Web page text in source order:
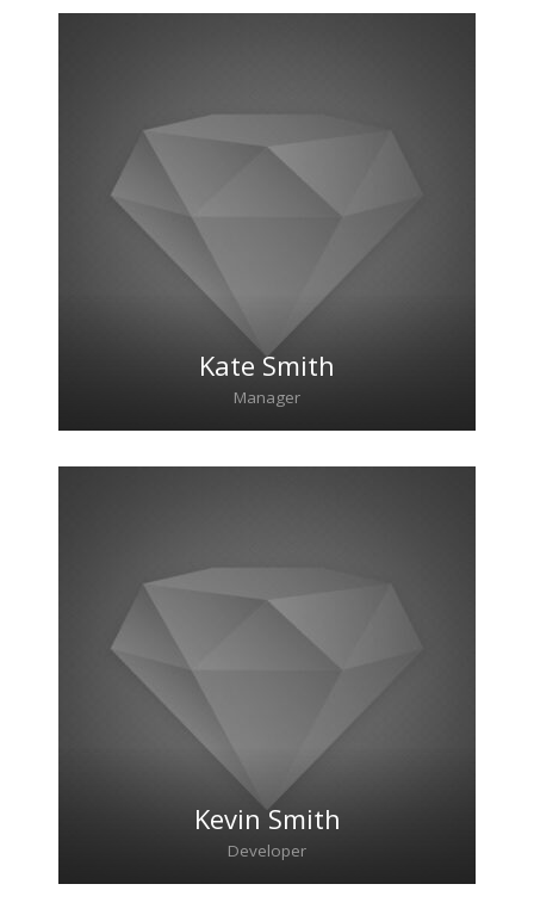
Lorem ipsum dolor sit amet, consectetur
adipiscing elit. Morbi sagittis, sem quis
lacinia faucibus, orci ipsum gravida tortor.
Kate Smith
Manager
Lorem ipsum dolor sit amet, consectetur
adipiscing elit. Morbi sagittis, sem quis
lacinia faucibus, orci ipsum gravida tortor.
Kevin Smith
Developer